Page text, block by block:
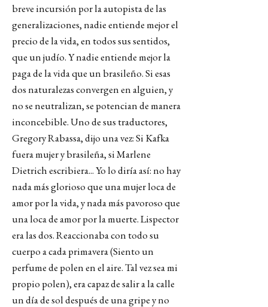
breve incursión por la autopista de las
generalizaciones, nadie entiende mejor el
precio de la vida, en todos sus sentidos,
que un judío. Y nadie entiende mejor la
paga de la vida que un brasileño. Si esas
dos naturalezas convergen en alguien, y
no se neutralizan, se potencian de manera
inconcebible. Uno de sus traductores,
Gregory Rabassa, dijo una vez: Si Kafka
fuera mujer y brasileña, si Marlene
Dietrich escribiera... Yo lo diría así: no hay
nada más glorioso que una mujer loca de
amor por la vida, y nada más pavoroso que
una loca de amor por la muerte. Lispector
era las dos. Reaccionaba con todo su
cuerpo a cada primavera (Siento un
perfume de polen en el aire. Tal vez sea mi
propio polen), era capaz de salir a la calle
un día de sol después de una gripe y no